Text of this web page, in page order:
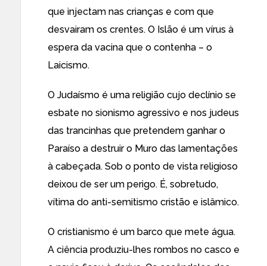
que injectam nas crianças e com que
desvairam os crentes. O Islão é um vírus à
espera da vacina que o contenha – o
Laicismo.
O Judaísmo é uma religião cujo declínio se
esbate no sionismo agressivo e nos judeus
das trancinhas que pretendem ganhar o
Paraíso a destruir o Muro das lamentações
à cabeçada. Sob o ponto de vista religioso
deixou de ser um perigo. É, sobretudo,
vítima do anti-semitismo cristão e islâmico.
O cristianismo é um barco que mete água.
A ciência produziu-lhes rombos no casco e